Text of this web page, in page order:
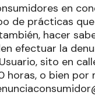
en
de prácticas
hacer
efectuar la
sito en
horas, o bien